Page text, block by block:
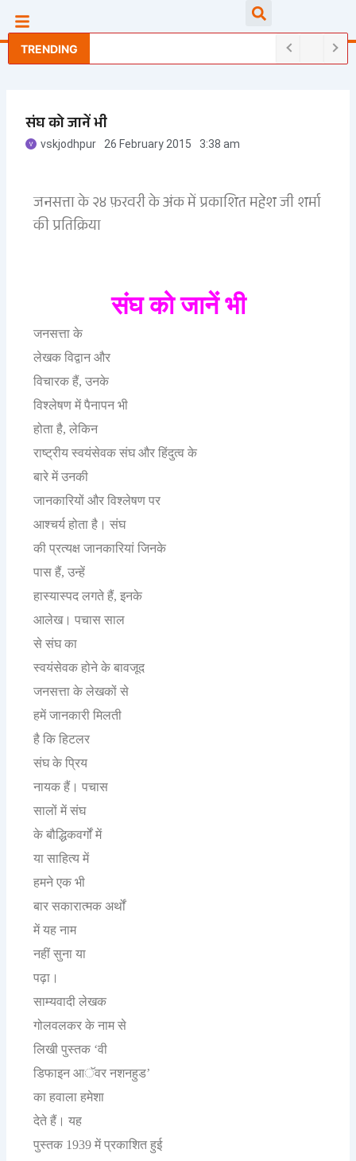
contentTRENDING
संघ को जानें भी
vskjodhpur 26 February 2015 3:38 am
जनसत्ता के २४ फ़रवरी के अंक में प्रकाशित महेश जी शर्मा
की प्रतिक्रिया
संघकोजानेंभी
जनसत्ता के
लेखक विद्वानऔर
विचारक हैं,उनके
विश्लेषण मेंपैनापनभी
होता है,लेकिन
राष्ट्रीय स्वयंसेवक संघऔर हिंदुत्व के
बारे मेंउनकी
जानकारियों और विश्लेषण पर
आश्चर्य होता है। संघ
की प्रत्यक्ष जानकारियां जिनके
पास हैं,उन्हें
हास्यास्पद लगते हैं,इनके
आलेख। पचास साल
से संघका
स्वयंसेवक होनेके बावजूद
जनसत्ता के लेखकों से
हमेंजानकारी मिलती
है कि हिटलर
संघके प्रिय
नायक हैं। पचास
सालों मेंसंघ
के बौद्धिकवर्गोंमें
या साहित्य में
हमनेएक भी
बार सकारात्मक अर्थों
मेंयह नाम
नहींसुना या
पढ़ा।
साम्यवादी लेखक
गोलवलकर के नामसे
लिखी पुस्तक ‘वी
डिफाइनआॅवर नशनहुड’
का हवाला हमेशा
देते हैं। यह
पुस्तक 1939मेंप्रकाशित हुई